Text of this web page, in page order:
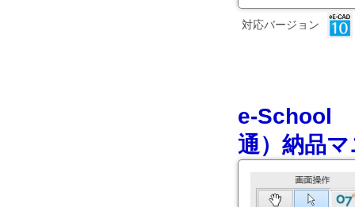
対応バージョン
e-School
通）納品